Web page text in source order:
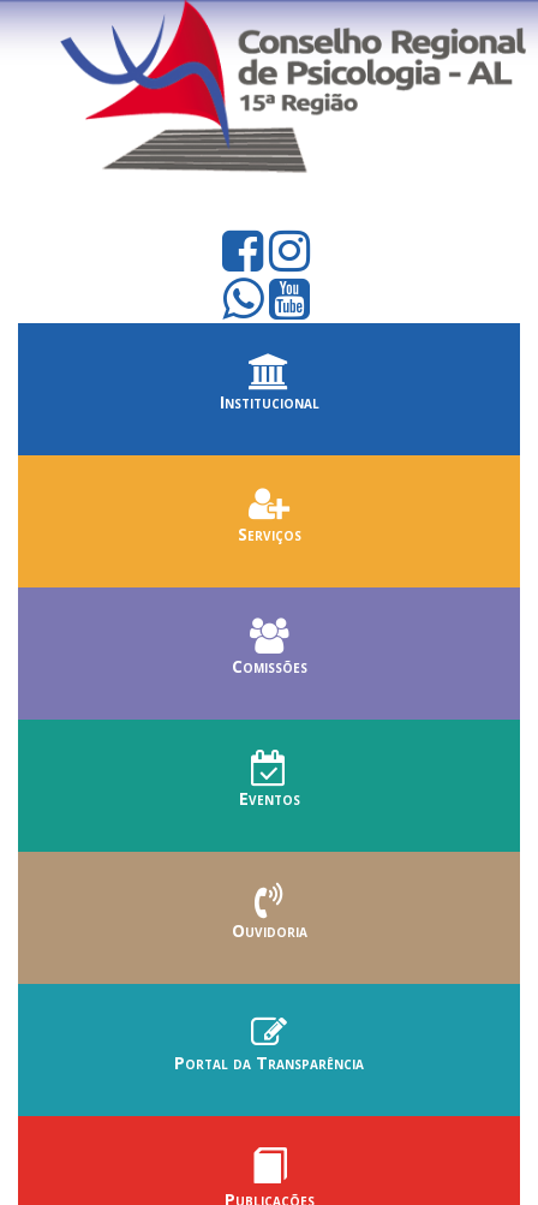
Institucional
Serviços
Comissões
Eventos
Ouvidoria
Portal da Transparência
Publicações